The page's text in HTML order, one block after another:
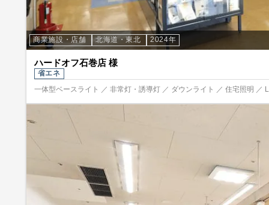
商業施設・店舗 北海道・東北 2024年
ハードオフ石巻店 様
省エネ
一体型ベースライト ／ 非常灯・誘導灯 ／ ダウンライト ／ 住宅照明 ／